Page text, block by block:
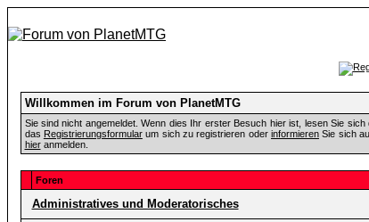
Willkommen im Forum von PlanetMTG
Sie sind nicht angemeldet. Wenn dies Ihr erster Besuch hier ist, lesen Sie sich
das Registrierungsformularum sich zu registrieren oder informierenSie sich
hieranmelden.
Foren
Administratives und Moderatorisches